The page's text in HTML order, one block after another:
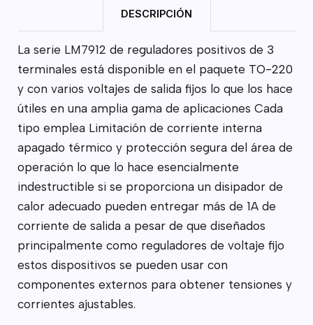
DESCRIPCIÓN
La serie LM7912 de reguladores positivos de 3
terminales está disponible en el paquete TO-220
y con varios voltajes de salida fijos lo que los hace
útiles en una amplia gama de aplicaciones Cada
tipo emplea Limitación de corriente interna
apagado térmico y protección segura del área de
operación lo que lo hace esencialmente
indestructible si se proporciona un disipador de
calor adecuado pueden entregar más de 1A de
corriente de salida a pesar de que diseñados
principalmente como reguladores de voltaje fijo
estos dispositivos se pueden usar con
componentes externos para obtener tensiones y
corrientes ajustables.